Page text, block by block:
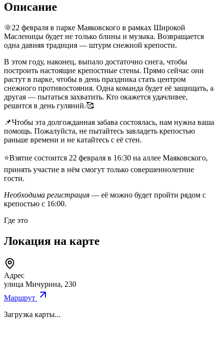
Описание
🌞22 февраля в парке Маяковского в рамках Широкой
Масленицы будет не только блины и музыка. Возвращается
одна давняя традиция — штурм снежной крепости.
В этом году, наконец, выпало достаточно снега, чтобы
построить настоящие крепостные стены. Прямо сейчас они
растут в парке, чтобы в день праздника стать центром
снежного противостояния. Одна команда будет её защищать, а
другая — пытаться захватить. Кто окажется удачливее,
решится в день гуляний.🥰
📌Чтобы эта долгожданная забава состоялась, нам нужна ваша
помощь. Пожалуйста, не пытайтесь завладеть крепостью
раньше времени и не катайтесь с её стен.
⭐Взятие состоится 22 февраля в 16:30 на аллее Маяковского,
принять участие в нём смогут только совершеннолетние
гости.
Необходима регистрация — её можно будет пройти рядом с
крепостью с 16:00.
Где это
Локация на карте
Адрес
улица Мичурина, 230
Маршрут
Загрузка карты...